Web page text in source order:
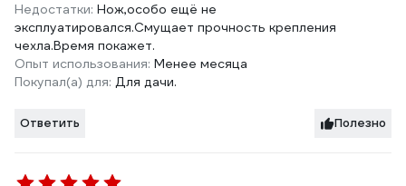
Недостатки: Нож,особо ещё не
эксплуатировался.Смущает прочность крепления
чехла.Время покажет.
Опыт использования: Менее месяца
Покупал(а) для: Для дачи.
Ответить Полезно